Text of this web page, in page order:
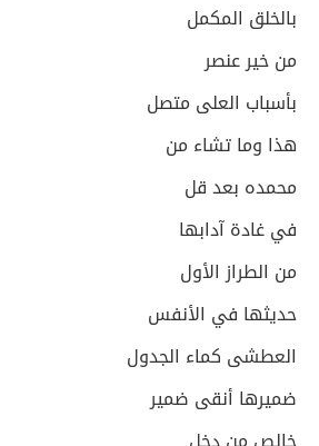
بالخلق المكمل
من خير عنصر
بأسباب العلى متصل
هذا وما تشاء من
محمده بعد قل
في غادة آدابها
من الطراز الأول
حديثها في الأنفس
العطشى كماء الجدول
ضميرها أنقى ضمير